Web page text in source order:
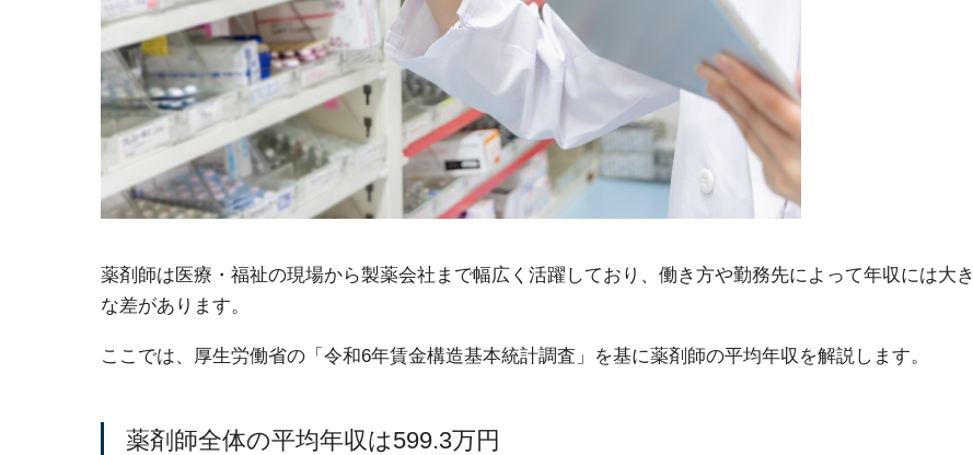
薬剤師は医療・福祉の現場から製薬会社まで幅広く活躍しており、働き方や勤務先によって年収には大き
な差があります。
ここでは、厚生労働省の「令和6年賃金構造基本統計調査」を基に薬剤師の平均年収を解説します。
薬剤師全体の平均年収は599.3万円